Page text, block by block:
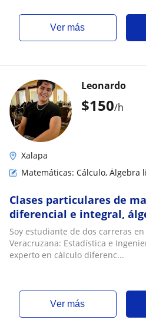
ver más
$150/h
Leonardo
Xalapa
Matemáticas: Cálculo, Álgebra
Clases particulares de
diferencial e integral,
probabilidad, etc).
Soy estudiante de dos carreras
Veracruzana: Estadística e
experto en cálculo diferenc...
ver más